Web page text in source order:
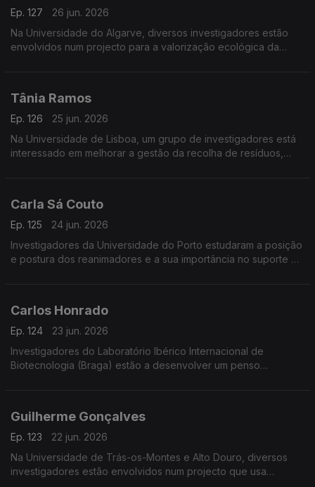
Ep. 127
26 jun. 2026
Na Universidade do Algarve, diversos investigadores estão
envolvidos num projecto para a valorização ecológica da
Tânia Ramos
Ep. 126
25 jun. 2026
Na Universidade de Lisboa, um grupo de investigadores está
interessado em melhorar a gestão da recolha de resíduos,
Carla Sá Couto
Ep. 125
24 jun. 2026
Investigadores da Universidade do Porto estudaram a posição
e postura dos reanimadores e a sua importância no suporte de
Carlos Honrado
Ep. 124
23 jun. 2026
Investigadores do Laboratório Ibérico Internacional de
Biotecnologia (Braga) estão a desenvolver um penso
Guilherme Gonçalves
Ep. 123
22 jun. 2026
Na Universidade de Trás-os-Montes e Alto Douro, diversos
investigadores estão envolvidos num projecto que usa